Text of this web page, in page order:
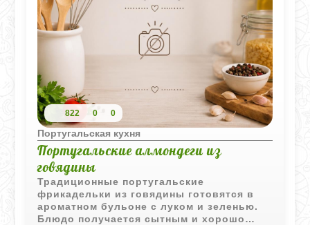
822 0 0
Португальская кухня
Португальские алмондеги из
говядины
Традиционные португальские
фрикадельки из говядины готовятся в
ароматном бульоне с луком и зеленью.
Блюдо получается сытным и хорошо